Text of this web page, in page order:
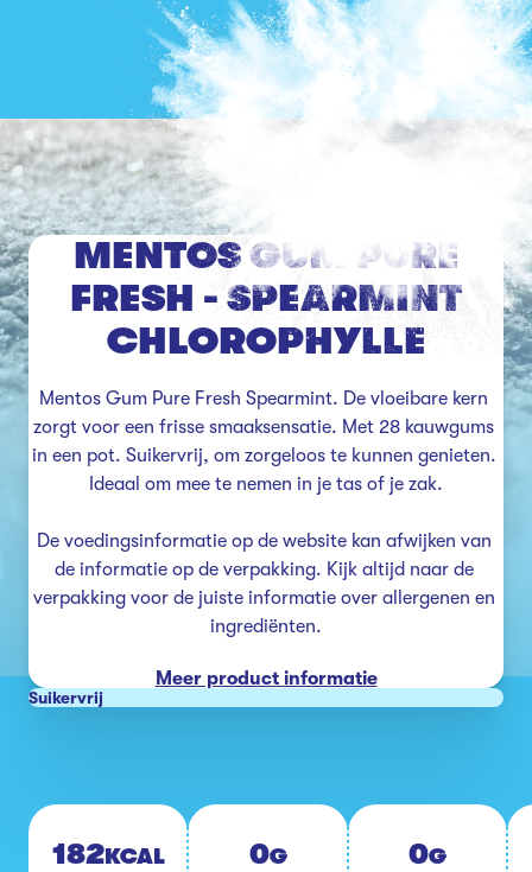
MENTOS GUM PURE
FRESH - SPEARMINT
CHLOROPHYLLE
Mentos Gum Pure Fresh Spearmint. De vloeibare kern
zorgt voor een frisse smaaksensatie. Met 28 kauwgums
in een pot. Suikervrij, om zorgeloos te kunnen genieten.
Ideaal om mee te nemen in je tas of je zak.
De voedingsinformatie op de website kan afwijken van
de informatie op de verpakking. Kijk altijd naar de
verpakking voor de juiste informatie over allergenen en
ingrediënten.
Meer product informatie
Suikervrij
182KCAL 0G 0G